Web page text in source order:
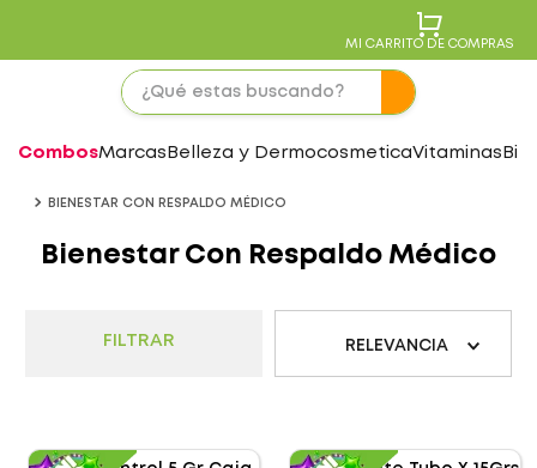
MI CARRITO DE COMPRAS
CombosMarcas Belleza y DermocosmeticaVitaminas
BIENESTAR CON RESPALDO MÉDICO
Bienestar Con Respaldo Médico
FILTRAR RELEVANCIA